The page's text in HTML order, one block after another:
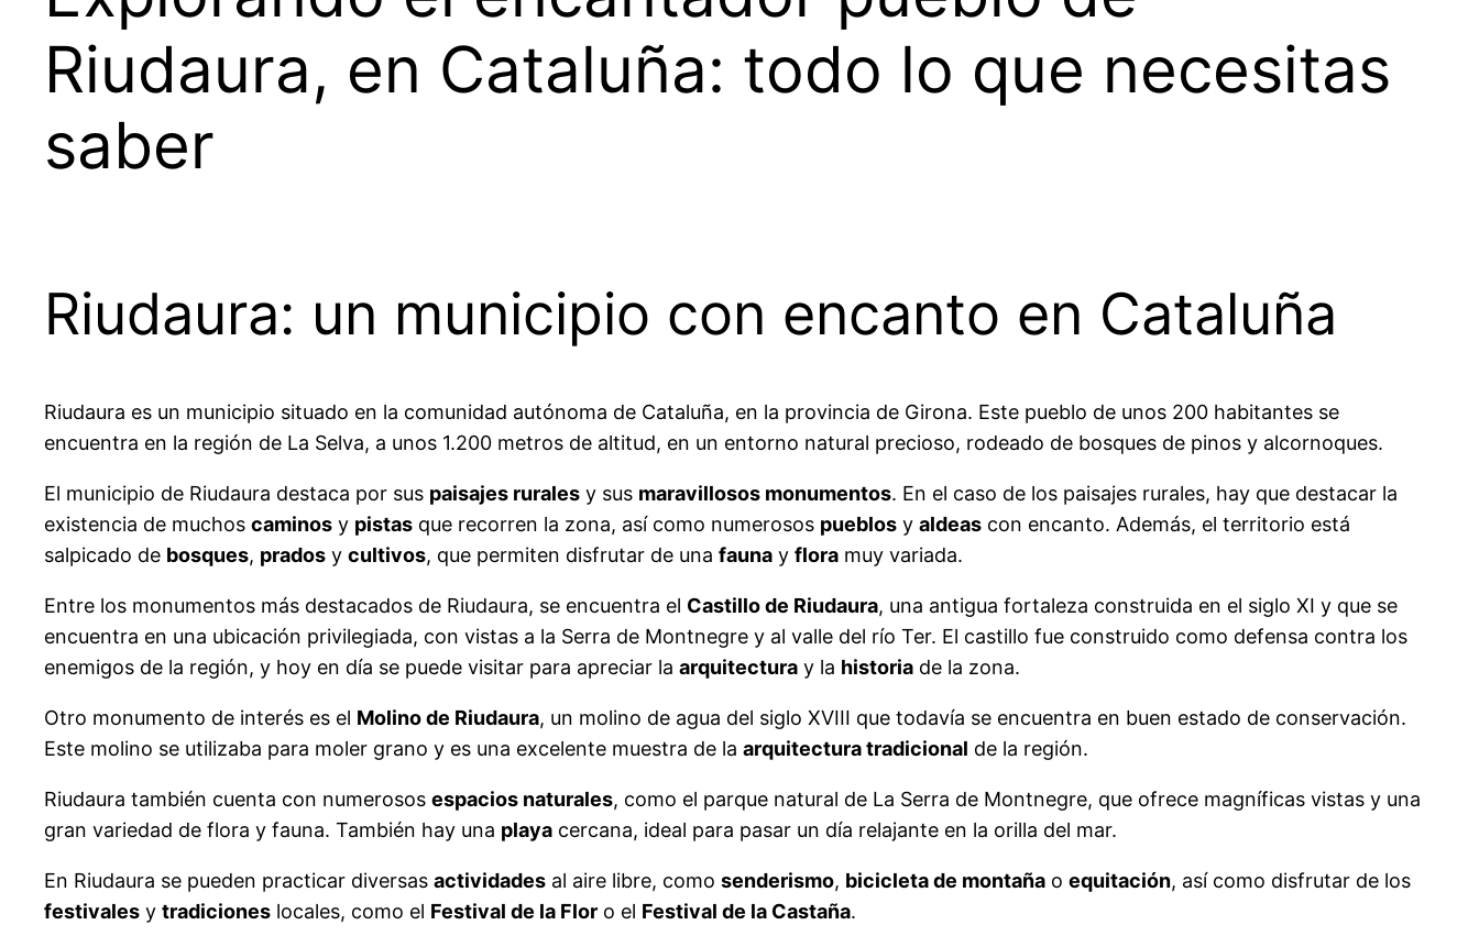
Riudaura, en Cataluña: todo lo que necesitas
saber
Riudaura: un municipio con encanto en Cataluña
Riudaura es un municipio situado en la comunidad autónoma de Cataluña, en la provincia de Girona. Este pueblo de unos 200 habitantes se
encuentra en la región de La Selva, a unos 1.200 metros de altitud, en un entorno natural precioso, rodeado de bosques de pinos y alcornoques.
El municipio de Riudaura destaca por sus paisajes rurales y sus maravillosos monumentos. En el caso de los paisajes rurales, hay que destacar la
existencia de muchos caminos y pistas que recorren la zona, así como numerosos pueblos y aldeas con encanto. Además, el territorio está
salpicado de bosques, prados y cultivos, que permiten disfrutar de una fauna y flora muy variada.
Entre los monumentos más destacados de Riudaura, se encuentra el Castillo de Riudaura, una antigua fortaleza construida en el siglo XI y que se
encuentra en una ubicación privilegiada, con vistas a la Serra de Montnegre y al valle del río Ter. El castillo fue construido como defensa contra los
enemigos de la región, y hoy en día se puede visitar para apreciar la arquitectura y la historia de la zona.
Otro monumento de interés es el Molino de Riudaura, un molino de agua del siglo XVIII que todavía se encuentra en buen estado de conservación.
Este molino se utilizaba para moler grano y es una excelente muestra de la arquitectura tradicional de la región.
Riudaura también cuenta con numerosos espacios naturales, como el parque natural de La Serra de Montnegre, que ofrece magníficas vistas y una
gran variedad de flora y fauna. También hay una playa cercana, ideal para pasar un día relajante en la orilla del mar.
En Riudaura se pueden practicar diversas actividades al aire libre, como senderismo, bicicleta de montaña o equitación, así como disfrutar de los
festivales y tradiciones locales, como el Festival de la Flor o el Festival de la Castaña.